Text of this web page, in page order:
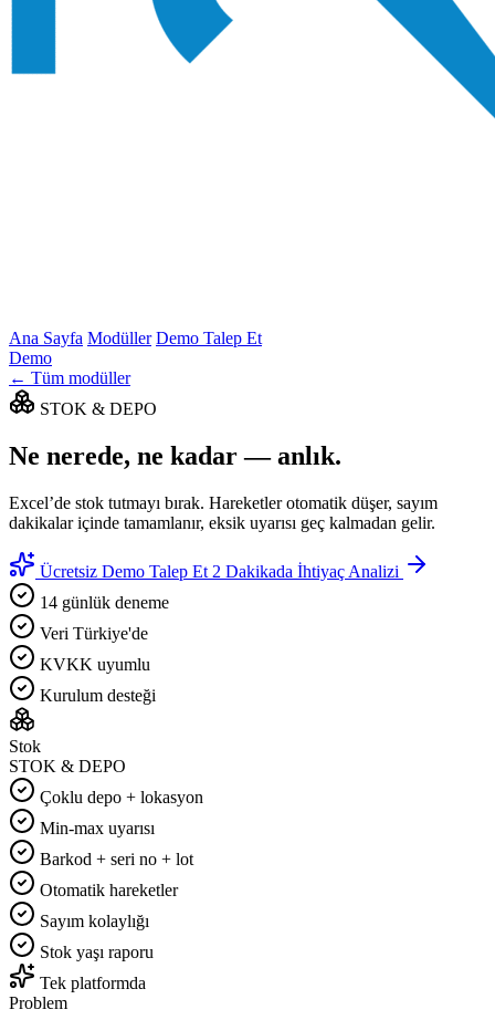
Ana Sayfa Modüller Demo Talep Et
Demo
← Tüm modüller
STOK & DEPO
Ne nerede, ne kadar — anlık.
Excel’de stok tutmayı bırak. Hareketler otomatik düşer, sayım
dakikalar içinde tamamlanır, eksik uyarısı geç kalmadan gelir.
Ücretsiz Demo Talep Et 2 Dakikada İhtiyaç Analizi
14 günlük deneme
Veri Türkiye'de
KVKK uyumlu
Kurulum desteği
Stok
STOK & DEPO
Çoklu depo + lokasyon
Min-max uyarısı
Barkod + seri no + lot
Otomatik hareketler
Sayım kolaylığı
Stok yaşı raporu
Tek platformda
Problem